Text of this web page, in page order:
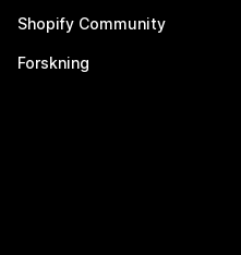
Shopify Community
Forskning